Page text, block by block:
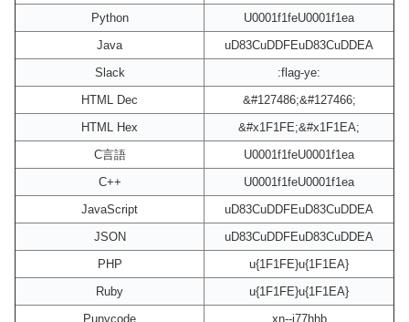
Python
U0001f1feU0001f1ea
Java
uD83CuDDFEuD83CuDDEA
Slack
:flag-ye:
HTML Dec
&#127486;&#127466;
HTML Hex
&#x1F1FE;&#x1F1EA;
C言語
U0001f1feU0001f1ea
C++
U0001f1feU0001f1ea
JavaScript
uD83CuDDFEuD83CuDDEA
JSON
uD83CuDDFEuD83CuDDEA
PHP
u{1F1FE}u{1F1EA}
Ruby
u{1F1FE}u{1F1EA}
Punycode
xn--i77hhb